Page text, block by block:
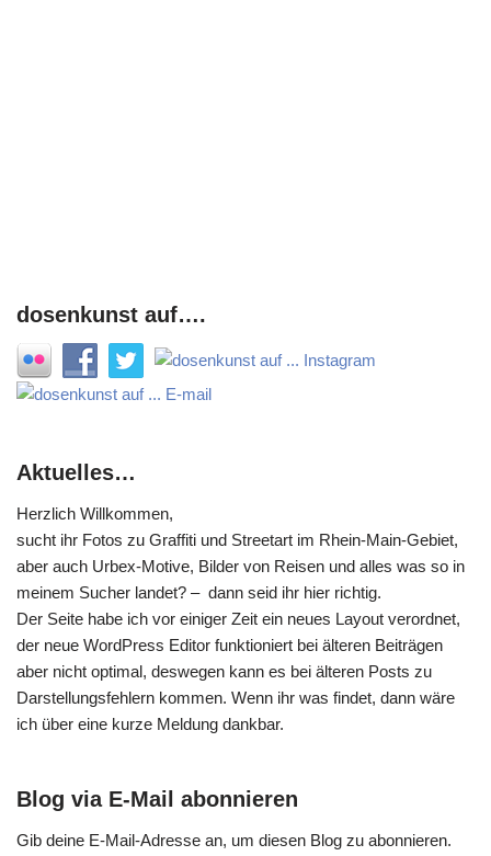
dosenkunst auf….
Aktuelles…
Herzlich Willkommen,
sucht ihr Fotos zu Graffiti und Streetart im Rhein-Main-Gebiet,
aber auch Urbex-Motive, Bilder von Reisen und alles was so in
meinem Sucher landet? – dann seid ihr hier richtig.
Der Seite habe ich vor einiger Zeit ein neues Layout verordnet,
der neue WordPress Editor funktioniert bei älteren Beiträgen
aber nicht optimal, deswegen kann es bei älteren Posts zu
Darstellungsfehlern kommen. Wenn ihr was findet, dann wäre
ich über eine kurze Meldung dankbar.
Blog via E-Mail abonnieren
Gib deine E-Mail-Adresse an, um diesen Blog zu abonnieren.